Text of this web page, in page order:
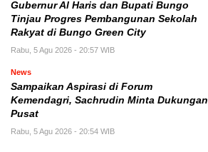
​Gubernur Al Haris dan Bupati Bungo
Tinjau Progres Pembangunan Sekolah
Rakyat di Bungo Green City
Rabu, 5 Agu 2026 - 20:57 WIB
News
Sampaikan Aspirasi di Forum
Kemendagri, Sachrudin Minta Dukungan
Pusat
Rabu, 5 Agu 2026 - 20:54 WIB